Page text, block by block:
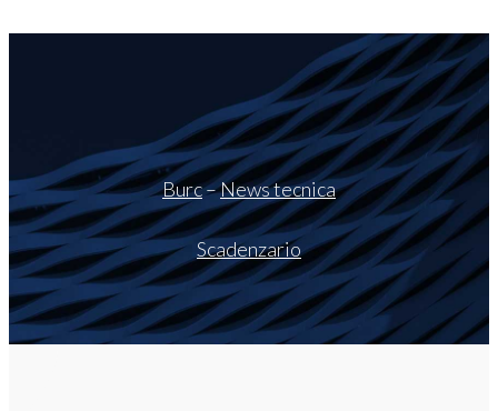
Burc–News tecnica
Scadenzario